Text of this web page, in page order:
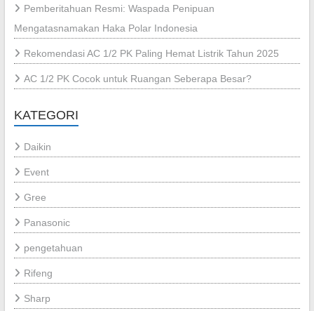
Pemberitahuan Resmi: Waspada Penipuan
Mengatasnamakan Haka Polar Indonesia
Rekomendasi AC 1/2 PK Paling Hemat Listrik Tahun 2025
AC 1/2 PK Cocok untuk Ruangan Seberapa Besar?
KATEGORI
Daikin
Event
Gree
Panasonic
pengetahuan
Rifeng
Sharp